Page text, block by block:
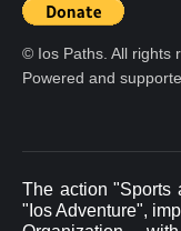
© Ios Paths. All rights
Powered and
The action "Sports
"Ios Adventure",